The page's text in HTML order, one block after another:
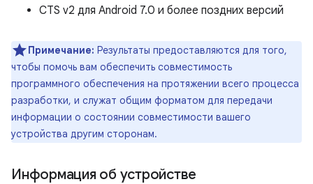
CTS v2 для Android 7.0 и более поздних версий
Примечание: Результаты предоставляются для того,
чтобы помочь вам обеспечить совместимость
программного обеспечения на протяжении всего процесса
разработки, и служат общим форматом для передачи
информации о состоянии совместимости вашего
устройства другим сторонам.
Информация об устройстве